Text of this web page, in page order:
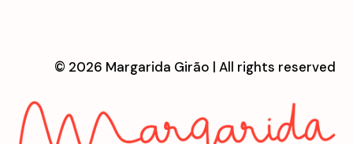
© 2026 Margarida Girão | All rights reserved